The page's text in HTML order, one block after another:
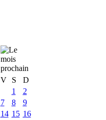
V S
D
1
2
7 8
9
14 15 16